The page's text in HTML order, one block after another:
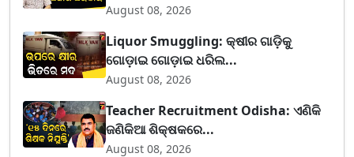
August 08, 2026
Liquor Smuggling: କ୍ଷୀର ଗାଡ଼ିକୁ
ଗୋଡ଼ାଇ ଗୋଡ଼ାଇ ଧରିଲ...
August 08, 2026
Teacher Recruitment Odisha: ଏଣିକି
ଜଣିକିଆ ଶିକ୍ଷକରେ...
August 08, 2026